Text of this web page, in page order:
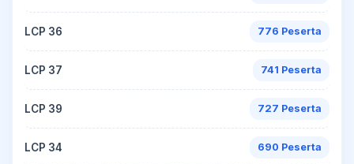
LCP 36 776 Peserta
LCP 37 741 Peserta
LCP 39 727 Peserta
LCP 34 690 Peserta